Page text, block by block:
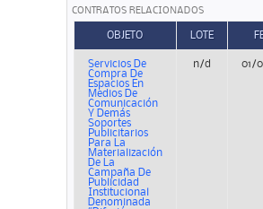
CONTRATOS RELACIONADOS
OBJETO LOTE
Servicios De
Compra De
Espacios En
Medios De
Comunicación
Y Demás
Soportes
Publicitarios
Para La
Materialización
De La
Campaña De
Publicidad
Institucional
Denominada
n/d 01/